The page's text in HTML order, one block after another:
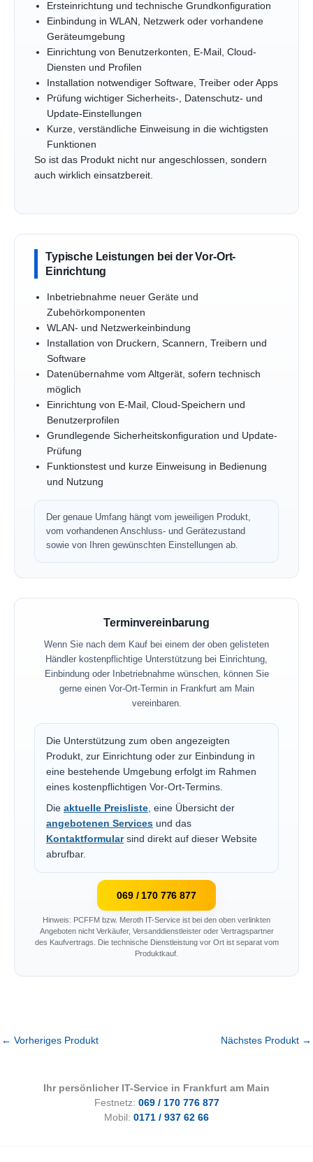
Ersteinrichtung und technische Grundkonfiguration
Einbindung in WLAN, Netzwerk oder vorhandene
Geräteumgebung
Einrichtung von Benutzerkonten, E-Mail, Cloud-
Diensten und Profilen
Installation notwendiger Software, Treiber oder Apps
Prüfung wichtiger Sicherheits-, Datenschutz- und
Update-Einstellungen
Kurze, verständliche Einweisung in die wichtigsten
Funktionen
So ist das Produkt nicht nur angeschlossen, sondern
auch wirklich einsatzbereit.
Typische Leistungen bei der Vor-Ort-
Einrichtung
Inbetriebnahme neuer Geräte und
Zubehörkomponenten
WLAN- und Netzwerkeinbindung
Installation von Druckern, Scannern, Treibern und
Software
Datenübernahme vom Altgerät, sofern technisch
möglich
Einrichtung von E-Mail, Cloud-Speichern und
Benutzerprofilen
Grundlegende Sicherheitskonfiguration und Update-
Prüfung
Funktionstest und kurze Einweisung in Bedienung
und Nutzung
Der genaue Umfang hängt vom jeweiligen Produkt,
vom vorhandenen Anschluss- und Gerätezustand
sowie von Ihren gewünschten Einstellungen ab.
Terminvereinbarung
Wenn Sie nach dem Kauf bei einem der oben gelisteten
Händler kostenpflichtige Unterstützung bei Einrichtung,
Einbindung oder Inbetriebnahme wünschen, können Sie
gerne einen Vor-Ort-Termin in Frankfurt am Main
vereinbaren.
Die Unterstützung zum oben angezeigten
Produkt, zur Einrichtung oder zur Einbindung in
eine bestehende Umgebung erfolgt im Rahmen
eines kostenpflichtigen Vor-Ort-Termins.
Die aktuelle Preisliste, eine Übersicht der
angebotenen Services und das
Kontaktformularsind direkt auf dieser Website
abrufbar.
069 / 170 776 877
Hinweis: PCFFM bzw. Meroth IT-Service ist bei den oben verlinkten
Angeboten nicht Verkäufer, Versanddienstleister oder Vertragspartner
des Kaufvertrags. Die technische Dienstleistung vor Ort ist separat vom
Produktkauf.
← Vorheriges Produkt Nächstes Produkt →
Ihr persönlicher IT-Service in Frankfurt am Main
Festnetz: 069 / 170 776 877
Mobil: 0171 / 937 62 66